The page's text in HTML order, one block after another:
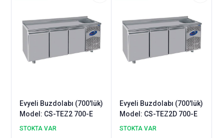
Evyeli Buzdolabı (700'lük)
Model: CS-TEZ2 700-E
STOKTA VAR
Evyeli Buzdolabı (700'lük)
Model: CS-TEZ2D 700-E
STOKTA VAR